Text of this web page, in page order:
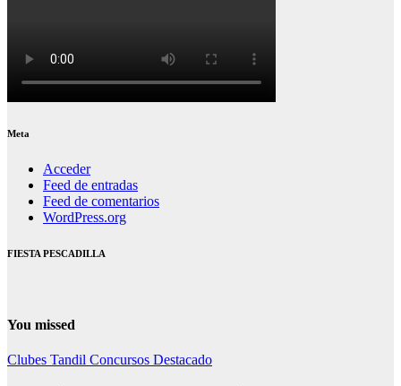
Meta
Acceder
Feed de entradas
Feed de comentarios
WordPress.org
FIESTA PESCADILLA
You missed
Clubes Tandil Concursos Destacado